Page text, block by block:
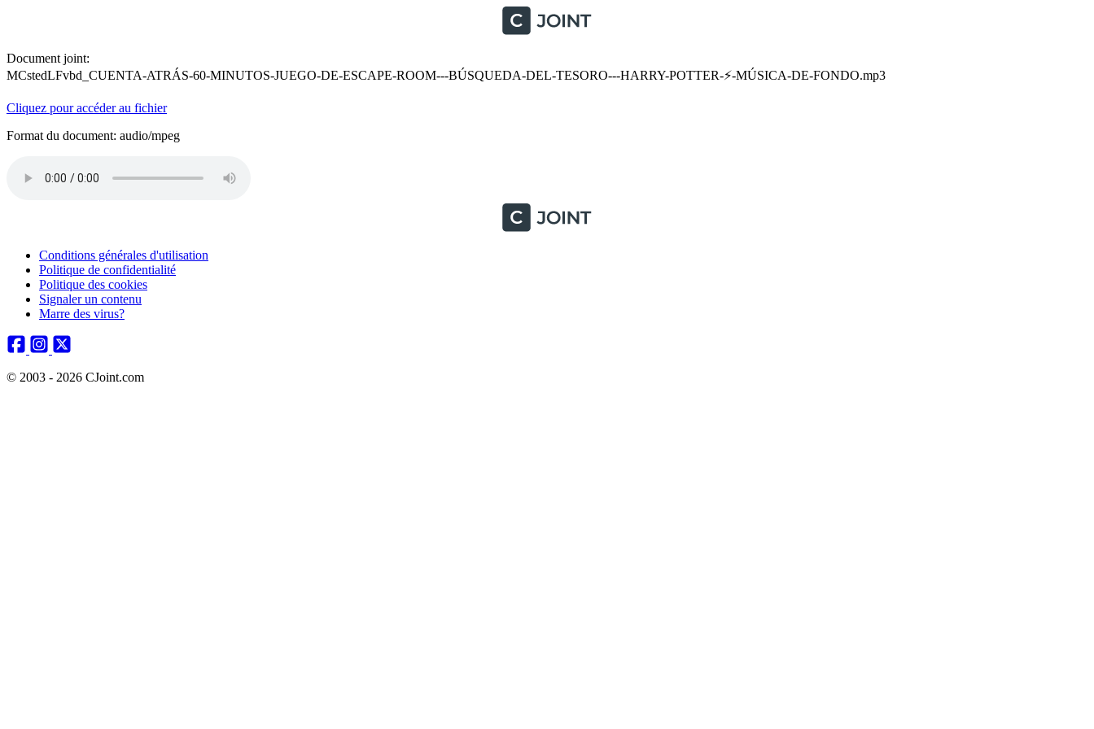
Document joint:
MCstedLFvbd_CUENTA-ATRÁS-60-MINUTOS-JUEGO-DE-ESCAPE-ROOM---BÚSQUEDA-DEL-TESORO---HARRY-POTTER-⚡-MÚSICA-DE-FONDO.mp3
Cliquez pour accéder au fichier
Format du document: audio/mpeg
Conditions générales d'utilisation
Politique de confidentialité
Politique des cookies
Signaler un contenu
Marre des virus?
© 2003 - 2026 CJoint.com